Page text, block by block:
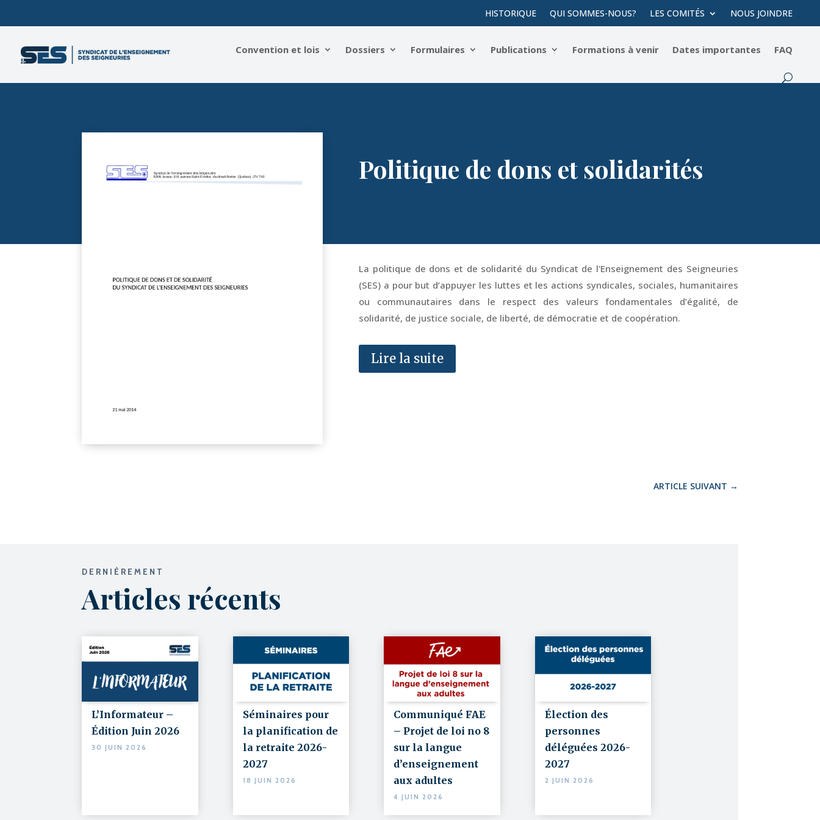
HISTORIQUE QUI SOMMES-NOUS? LES COMITÉS NOUS JOINDRE
Convention et lois Dossiers Formulaires Publications Formations à venir Dates importantes FAQ
Politique de dons et solidarités
La politique de dons et de solidarité du Syndicat de l'Enseignement des Seigneuries
(SES) a pour but d’appuyer les luttes et les actions syndicales, sociales, humanitaires
ou communautaires dans le respect des valeurs fondamentales d’égalité, de
solidarité, de justice sociale, de liberté, de démocratie et de coopération.
Lire la suite
ARTICLE SUIVANT →
DERNIÈREMENT
Articles récents
L’Informateur –
Édition Juin 2026
30 JUIN 2026
Séminaires pour
la planification de
la retraite 2026-
2027
18 JUIN 2026
Communiqué FAE
– Projet de loi no 8
sur la langue
d’enseignement
aux adultes
4 JUIN 2026
Élection des
personnes
déléguées 2026-
2027
2 JUIN 2026